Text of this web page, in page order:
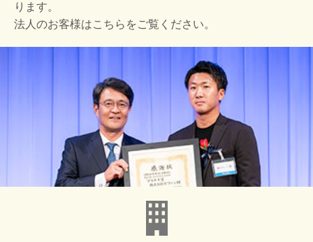
ります。
法人のお客様はこちらをご覧ください。